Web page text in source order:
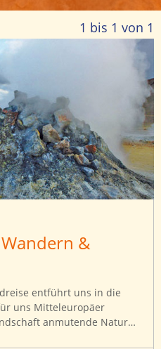
1 bis 1 von 1
&
entführt uns in die
uns Mitteleuropäer
anmutende Natur